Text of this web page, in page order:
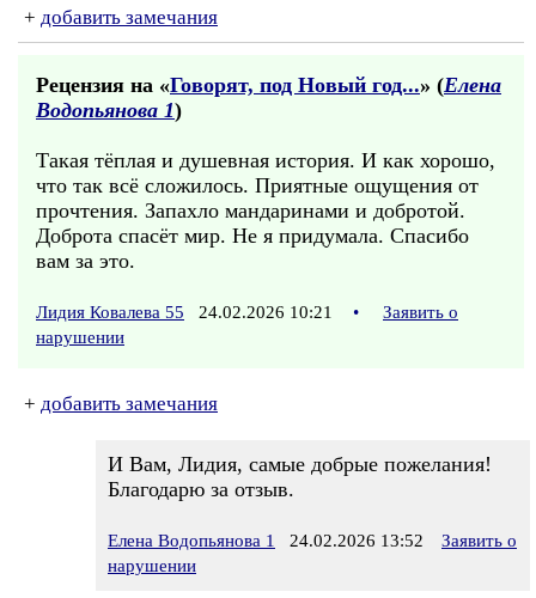
+ добавить замечания
Рецензия на «Говорят, под Новый год...» (Елена
Водопьянова 1)
Такая тёплая и душевная история. И как хорошо,
что так всё сложилось. Приятные ощущения от
прочтения. Запахло мандаринами и добротой.
Доброта спасёт мир. Не я придумала. Спасибо
вам за это.
Лидия Ковалева 55 24.02.2026 10:21 •
Заявить о
нарушении
+ добавить замечания
И Вам, Лидия, самые добрые пожелания!
Благодарю за отзыв.
Елена Водопьянова 1 24.02.2026 13:52
Заявить о
нарушении